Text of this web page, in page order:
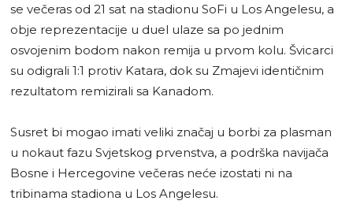
se večeras od 21 sat na stadionu SoFi u Los Angelesu, a
obje reprezentacije u duel ulaze sa po jednim
osvojenim bodom nakon remija u prvom kolu. Švicarci
su odigrali 1:1 protiv Katara, dok su Zmajevi identičnim
rezultatom remizirali sa Kanadom.
Susret bi mogao imati veliki značaj u borbi za plasman
u nokaut fazu Svjetskog prvenstva, a podrška navijača
Bosne i Hercegovine večeras neće izostati ni na
tribinama stadiona u Los Angelesu.